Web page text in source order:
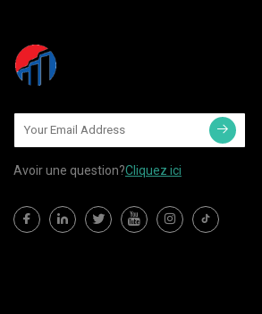
Avoir une question?Cliquez ici